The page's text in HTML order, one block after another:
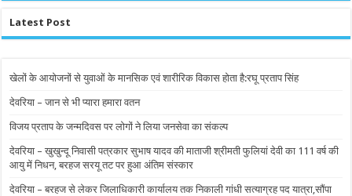
Latest Post
खेलों के आयोजनों से युवाओं के मानसिक एवं शारीरिक विकास होता है:रघू प्रताप सिंह
देवरिया – जान से भी प्यारा हमारा वतन
विजय प्रताप के जन्मदिवस पर लोगों ने लिया जनसेवा का संकल्प
देवरिया – खुखुन्दू निवासी पत्रकार सुभाष यादव की माताजी श्रीमती फुलियां देवी का 111 वर्ष की
आयु में निधन, बरहज सरयू तट पर हुआ अंतिम संस्कार
देवरिया – बरहज से लेकर जिलाधिकारी कार्यालय तक निकाली गांधी सत्याग्रह पद यात्रा,सौंपा